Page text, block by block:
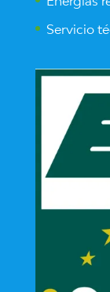
Servicio